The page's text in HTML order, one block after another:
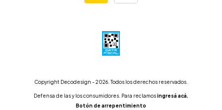
Copyright Decodesign - 2026. Todos los derechos reservados.
Defensa de las y los consumidores. Para reclamosingresá acá.
Botón de arrepentimiento